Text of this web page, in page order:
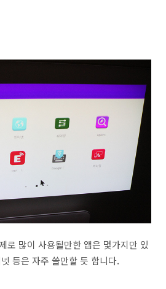
로 많이 사용될만한 앱은 몇가지만 있
등은 자주 쓸만할 듯 합니다.